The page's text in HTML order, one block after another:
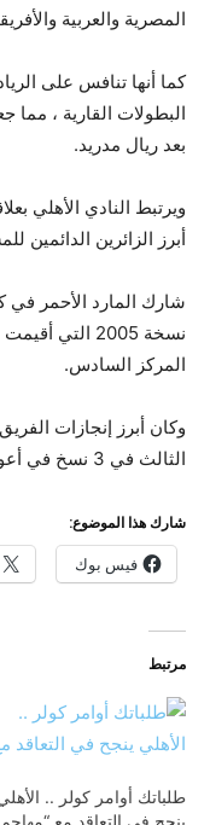
المصرية والعربية
كما أنها تنافس على
البطولات القارية ، مما
بعد ريال مدريد.
ويرتبط النادي الأهلي
أبرز الزائرين الدائمين
نسخة 2005
المركز السادس.
وكان أبرز إنجازات الفريق
الثالث في 3 نسخ في أعوام 2006 و 2021 و 2022.
شارك هذا الموضوع:
فيس بوك
مرتبط
طلباتك أوامر كولر ..
ينجح في التعاقد مع “مهاجم